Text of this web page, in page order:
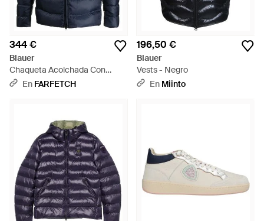
344 €
Blauer
Chaqueta Acolchada Con
Capucha - Azul
En FARFETCH
196,50 €
Blauer
Vests - Negro
En Miinto